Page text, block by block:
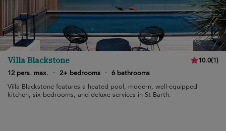
Villa Blackstone 10.0(1)
12 pers. max.
· 2+ bedrooms · 6 bathrooms
Villa Blackstone features a heated pool, modern, well-equipped
kitchen, six bedrooms, and deluxe services in St Barth.